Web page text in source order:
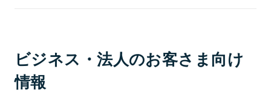
ビジネス・法人のお客さま向け
情報